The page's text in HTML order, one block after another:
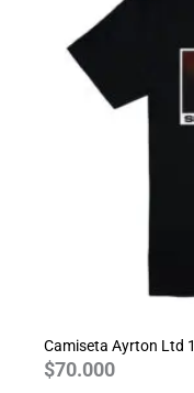
Camiseta Ayrton Ltd 1
$70.000